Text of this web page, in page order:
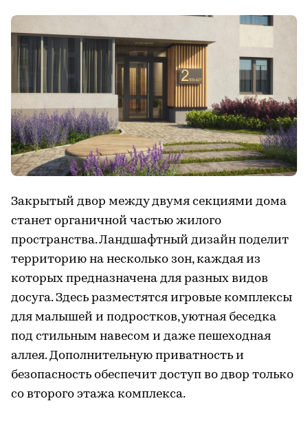
Закрытый двор между двумя секциями дома
станет органичной частью жилого
пространства. Ландшафтный дизайн поделит
территорию на несколько зон, каждая из
которых предназначена для разных видов
досуга. Здесь разместятся игровые комплексы
для малышей и подростков, уютная беседка
под стильным навесом и даже пешеходная
аллея. Дополнительную приватность и
безопасность обеспечит доступ во двор только
со второго этажа комплекса.